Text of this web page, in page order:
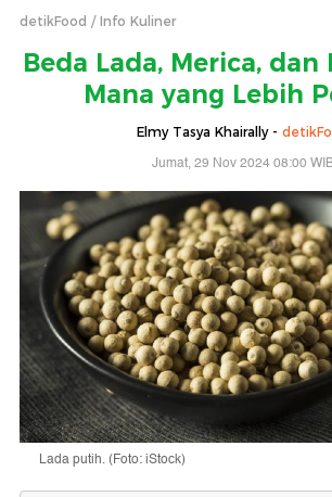
detikFood Info Kuliner
Beda Lada, Merica,
Mana yang Lebih
Elmy Tasya Khairally -
Jumat, 29 Nov 2024 08:00
Lada putih. (Foto: iStock)